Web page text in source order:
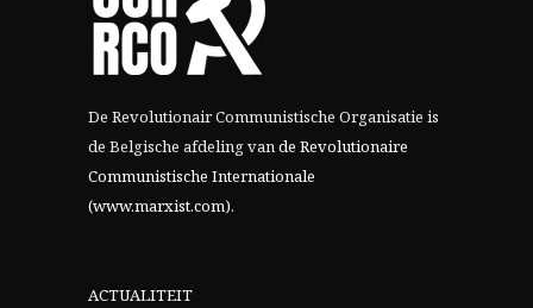
De Revolutionair Communistische Organisatie is
de Belgische afdeling vande Revolutionaire
Communistische Internationale
(www.marxist.com).
ACTUALITEIT